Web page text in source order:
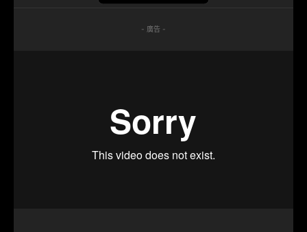
- 廣告 -